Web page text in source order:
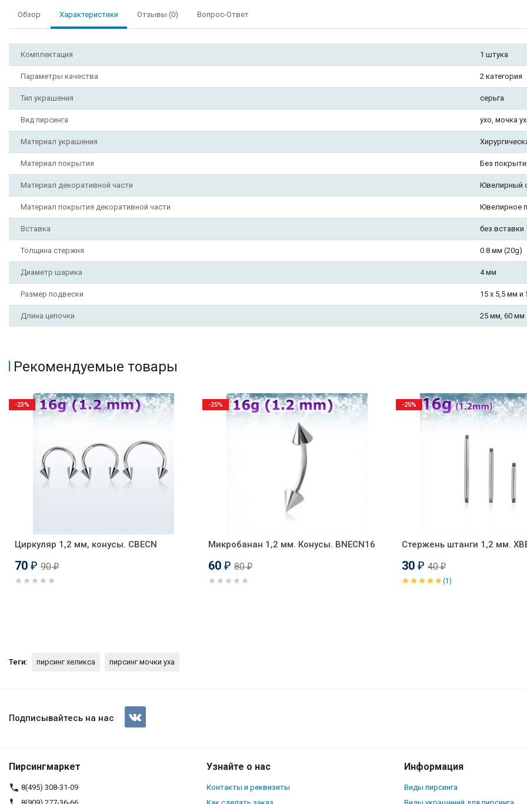
Обзор Характеристики Отзывы (0) Вопрос-Ответ
Комплектация 1 штука
Параметры качества 2 категория
Тип украшения серьга
Вид пирсинга ухо, мочка
Материал украшения
Материал покрытия Без
Материал декоративной части Ювелирный
Материал покрытия декоративной части Ювелирное
Вставка без вставки
Толщина стержня 0.8 мм (20g)
Диаметр шарика 4 мм
Размер подвески 15 х 5,5 мм и
Длина цепочки 25 мм, 60 мм
Рекомендуемые товары
Циркуляр 1,2 мм, конусы. CBECN
70 ₽ 90₽
-23%
Микробанан 1,2 мм. Конусы. BNECN16
60 ₽ 80₽
-25%
Стержень штанги 1,2 мм.
30 ₽ 40₽
(1)
-25%
Теги: пирсинг хеликса пирсинг мочки уха
Серьга-гвоздик с подвеской. SE4411
Подписывайтесь на нас
Пирсингмаркет
8(495) 308-31-09
Узнайте о нас
Контакты и реквизиты
Информация
Виды пирсинга